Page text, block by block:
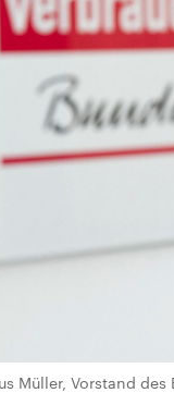
Müller, Vorstand